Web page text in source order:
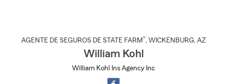
AGENTE DE SEGUROS DE STATE FARM®, WICKENBURG, AZ
William Kohl
William Kohl Ins Agency Inc